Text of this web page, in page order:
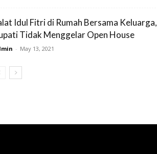
Idul Fitri di Rumah Bersama Keluarga,
Tidak Menggelar Open House
- May 13, 2021